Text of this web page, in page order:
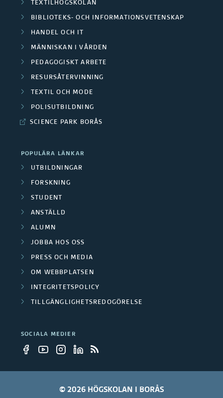
TEXTILHÖGSKOLAN
BIBLIOTEKS- OCH INFORMATIONSVETENSKAP
HANDEL OCH IT
MÄNNISKAN I VÅRDEN
PEDAGOGISKT ARBETE
RESURSÅTERVINNING
TEXTIL OCH MODE
POLISUTBILDNING
SCIENCE PARK BORÅS
POPULÄRA LÄNKAR
UTBILDNINGAR
FORSKNING
STUDENT
ANSTÄLLD
ALUMN
JOBBA HOS OSS
PRESS OCH MEDIA
OM WEBBPLATSEN
INTEGRITETSPOLICY
TILLGÄNGLIGHETSREDOGÖRELSE
SOCIALA MEDIER
© 2026 HÖGSKOLAN I BORÅS